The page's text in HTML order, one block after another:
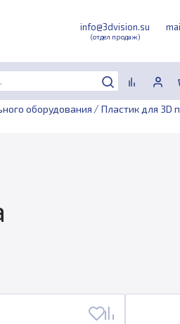
info@3dvision.su
(отдел продаж)
оборудования / Пластик для 3D